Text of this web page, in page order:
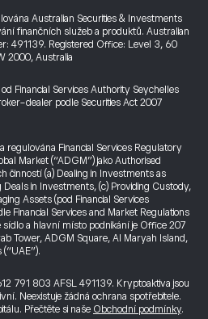
Australian Securities & Investments
finančních služeb a produktů. Australian
491139. Registered Office: Level 3, 60
2000, Australia
Financial Services Authority Seychelles
dealer podle Securities Act 2007
regulována Financial Services Regulatory
Market (“ADGM”) jako Authorised
činností (a) Dealing in Investments as
Deals in Investments, (c) Providing Custody,
Assets (pod Financial Services
Financial Services and Market Regulations
sídlo a hlavní místo podnikání je Office 207
Tower, ADGM Square, Al Maryah Island,
791 803 AFSL 491139. Kryptoaktiva jsou
Neexistuje žádná ochrana spotřebitele.
Přečtěte si naše Obchodní podmínky.